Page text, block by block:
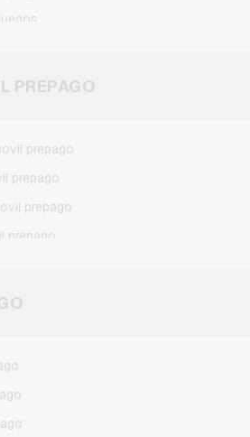
juegos
juegos
PREPAGO
prepago
prepago
prepago
prepago
prepago